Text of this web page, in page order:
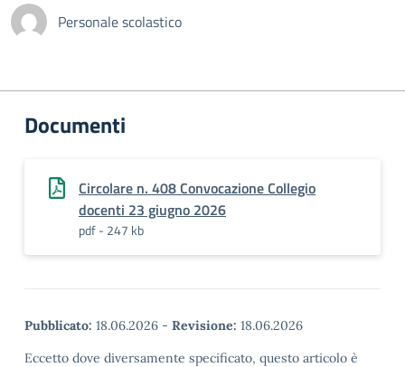
Personale scolastico
Documenti
Circolare n. 408 Convocazione Collegio
docenti 23 giugno 2026
pdf - 247 kb
Pubblicato: 18.06.2026 - Revisione: 18.06.2026
Eccetto dove diversamente specificato, questo articolo è